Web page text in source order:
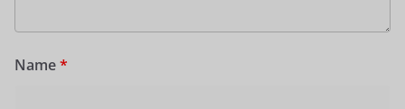
Name*